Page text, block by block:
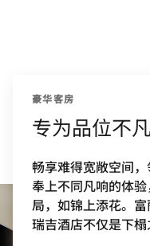
豪华客房
专为品位不
畅享难得宽敞空间
奉上不同凡响的体
局，如锦上添花。
瑞吉酒店不仅是下榻